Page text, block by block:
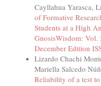
Cayllahua Yarasca,
of Formative
Students at a High
GnosisWisdom: Vol.
December Edition
Lizardo Chachi
Mariella Salcedo
Reliability of a test